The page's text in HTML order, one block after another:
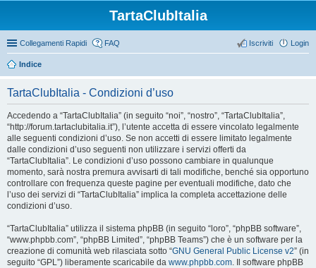
TartaClubItalia
Collegamenti Rapidi FAQ Login
Iscriviti
Indice
TartaClubItalia - Condizioni d’uso
Accedendo a “TartaClubItalia” (in seguito “noi”, “nostro”, “TartaClubItalia”,
“http://forum.tartaclubitalia.it”), l’utente accetta di essere vincolato legalmente
alle seguenti condizioni d’uso. Se non accetti di essere limitato legalmente
dalle condizioni d’uso seguenti non utilizzare i servizi offerti da
“TartaClubItalia”. Le condizioni d’uso possono cambiare in qualunque
momento, sarà nostra premura avvisarti di tali modifiche, benché sia opportuno
controllare con frequenza queste pagine per eventuali modifiche, dato che
l’uso dei servizi di “TartaClubItalia” implica la completa accettazione delle
condizioni d’uso.
“TartaClubItalia” utilizza il sistema phpBB (in seguito “loro”, “phpBB software”,
“www.phpbb.com”, “phpBB Limited”, “phpBB Teams”) che è un software per la
creazione di comunità web rilasciata sotto “GNU General Public License v2” (in
seguito “GPL”) liberamente scaricabile da www.phpbb.com. Il software phpBB